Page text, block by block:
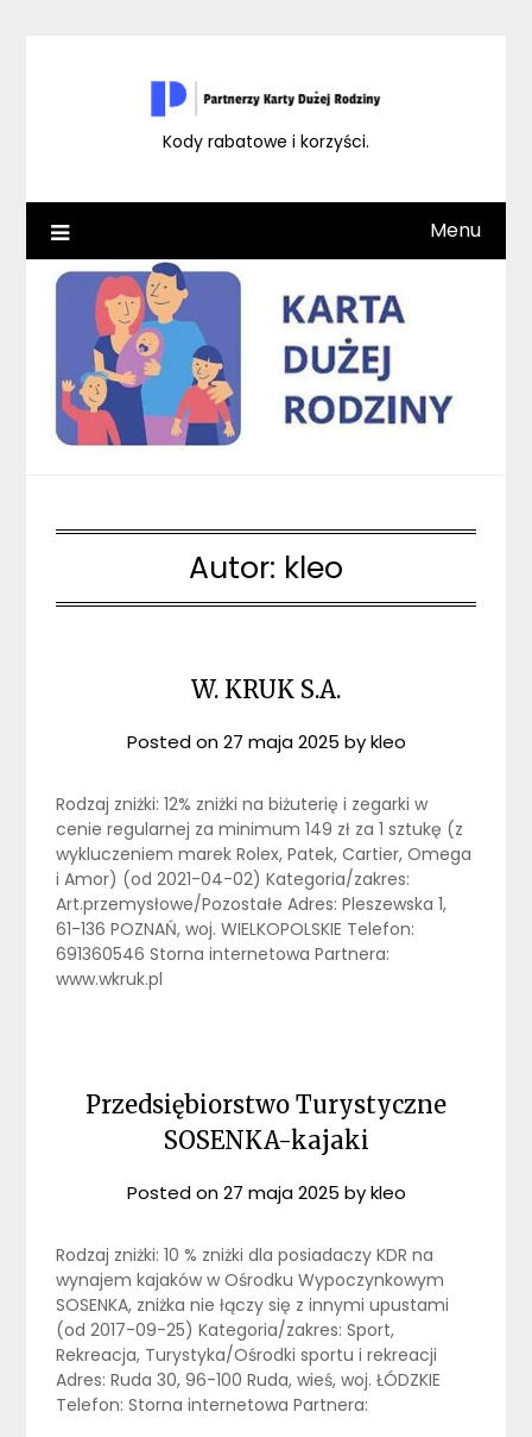
Kody rabatowe i korzyści.
Menu
Autor: kleo
W. KRUK S.A.
Posted on27 maja 2025 bykleo
Rodzaj zniżki: 12% zniżki na biżuterię i zegarki w
cenie regularnej za minimum 149 zł za 1 sztukę (z
wykluczeniem marek Rolex, Patek, Cartier, Omega
i Amor) (od 2021-04-02) Kategoria/zakres:
Art.przemysłowe/Pozostałe Adres: Pleszewska 1,
61-136 POZNAŃ, woj. WIELKOPOLSKIE Telefon:
691360546 Storna internetowa Partnera:
www.wkruk.pl
Przedsiębiorstwo Turystyczne
SOSENKA-kajaki
Posted on27 maja 2025 bykleo
Rodzaj zniżki: 10 % zniżki dla posiadaczy KDR na
wynajem kajaków w Ośrodku Wypoczynkowym
SOSENKA, zniżka nie łączy się z innymi upustami
(od 2017-09-25) Kategoria/zakres: Sport,
Rekreacja, Turystyka/Ośrodki sportu i rekreacji
Adres: Ruda 30, 96-100 Ruda, wieś, woj. ŁÓDZKIE
Telefon: Storna internetowa Partnera: